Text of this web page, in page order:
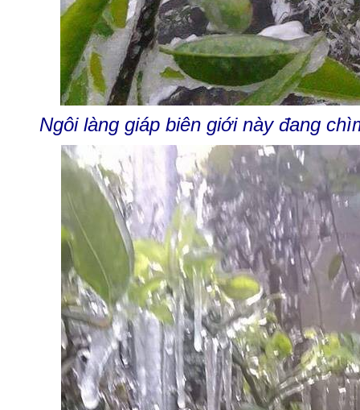
Ngôi làng giáp biên giới này đang